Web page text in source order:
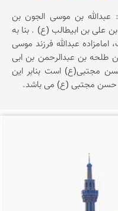
بن موسی الجون بن
بن ابیطالب (ع) . بنا به
عبدالله فرزند موسی
طلحه بن عبدالرحمن بن ابی
مجتبی(ع) است بنابر این
حسن مجتبی (ع) می باشد.